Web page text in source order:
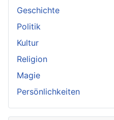
Geschichte
Politik
Kultur
Religion
Magie
Persönlichkeiten